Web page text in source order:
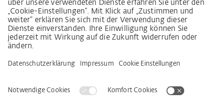
Beschwerdeverfahren
Erklärung zur Barrierefreiheit